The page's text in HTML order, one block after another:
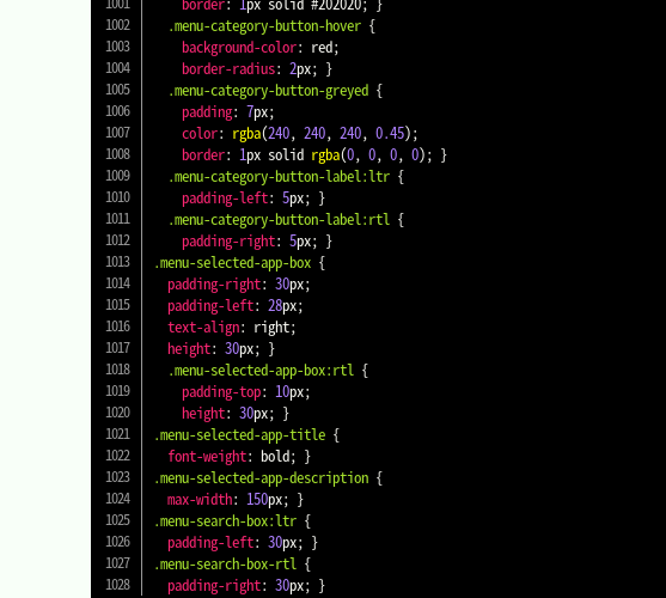
.menu-category-button-hover {
background-color: red;
border-radius: 2px; }
.menu-category-button-greyed {
padding: 7px;
color: rgba(240, 240, 240, 0.45);
border: 1px solid rgba(0, 0, 0, 0); }
.menu-category-button-label:ltr {
padding-left: 5px; }
.menu-category-button-label:rtl {
padding-right: 5px; }
.menu-selected-app-box {
padding-right: 30px;
padding-left: 28px;
text-align: right;
height: 30px; }
.menu-selected-app-box:rtl {
padding-top: 10px;
height: 30px; }
.menu-selected-app-title {
font-weight: bold; }
.menu-selected-app-description {
max-width: 150px; }
.menu-search-box:ltr {
padding-left: 30px; }
.menu-search-box-rtl {
padding-right: 30px; }